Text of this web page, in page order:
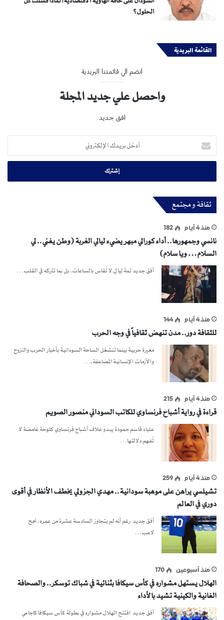
الحلول؟
القائمة البريدية
انضم الي قائمتنا البريدية
واحصل علي جديد المجلة
افق جديد
بريدك
الإلكتروني
ثقافة و مجتمع
منذ 4 أيام 182
نانسي وجمهورها.. أداء كورالي مبهر يضيء ليالي الغربة (وطن يغني.. لي
السلام… ويا سلام)
أفق جديد ثمة ليالٍ لا تُقاس بالساعات، بل بما تتركه في القلب…
منذ 4 أيام 144
للثقافة دور.. مدن تنهض ثقافياً في وجه الحرب
مغيرة حربية بينما تنشغل الساحة السودانية بأخبار الحرب والنزوح
والأزمات الإنسانية المضاعفة،…
منذ 4 أيام 215
قراءة في رواية أشباح فرنساوي للكاتب السوداني منصور الصويم
علياء قاسم حمودة يبدو غلاف أشباح فرنساوي كلوحة غامضة لا
تُفهم دلالتها…
منذ 4 أيام 259
تشيلسي يراهن على موهبة سودانية.. مهدي الجزولي يخطف الأنظار في أقوى
دوري في العالم
أفق جديد رغم أنه لم يتجاوز السادسة عشرة من عمره، نجح
لاعب…
منذ أسبوعين 170
الهلال يستهل مشواره في كأس سيكافا بثنائية في شباك توسكر.. والصحافة
الغانية والكينية تشيد بالأداء
أفق جديد افتتح الهلال مشواره في بطولة كأس سيكافا كاجامي